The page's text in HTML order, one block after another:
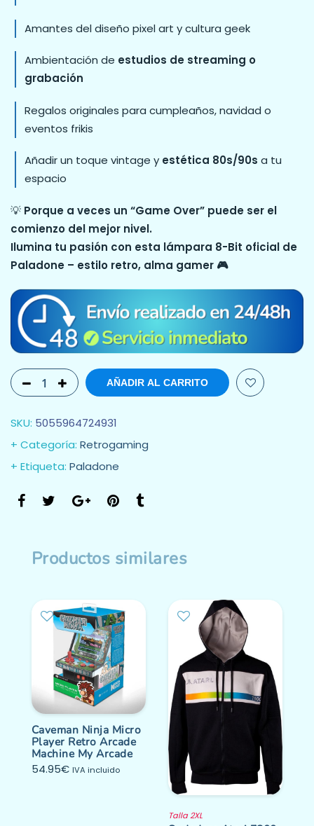
Amantes del diseño pixel art y cultura geek
Ambientación de estudios de streaming o
grabación
Regalos originales para cumpleaños, navidad o
eventos frikis
Añadir un toque vintage y estética 80s/90s a tu
espacio
💡 Porque a veces un “Game Over” puede ser el
comienzo del mejor nivel.
Ilumina tu pasión con esta lámpara 8-Bit oficial de
Paladone – estilo retro, alma gamer 🎮
AÑADIR AL CARRITO
SKU: 5055964724931
Categoría: Retrogaming
Etiqueta: Paladone
Productos similares
Caveman Ninja Micro
Player Retro Arcade
Machine My Arcade
54.95€ IVA incluido
Talla 2XL